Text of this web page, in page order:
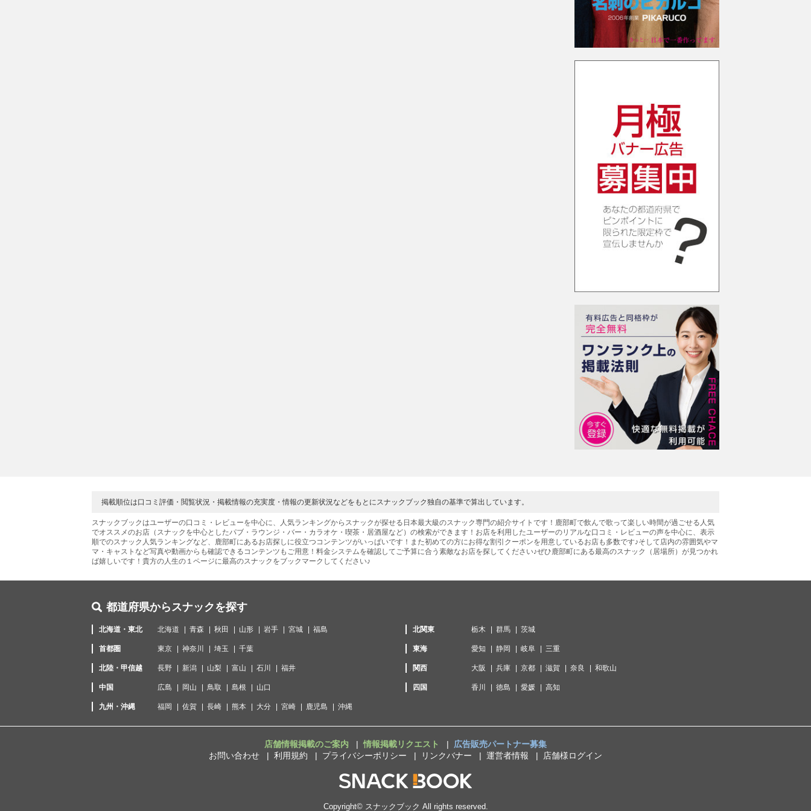
掲載順位は口コミ評価・閲覧状況・掲載情報の充実度・情報の更新状況などをもとにスナックブック独自の基準で算出しています。
スナックブックはユーザーの口コミ・レビューを中心に、人気ランキングからスナックが探せる日本最大級のスナック専門の紹介サイトです！鹿部町で飲んで歌って楽しい時間が過ごせる人気
でオススメのお店（スナックを中心としたパブ・ラウンジ・バー・カラオケ・喫茶・居酒屋など）の検索ができます！お店を利用したユーザーのリアルな口コミ・レビューの声を中心に、表示
順でのスナック人気ランキングなど、鹿部町にあるお店探しに役立つコンテンツがいっぱいです！また初めての方にお得な割引クーポンを用意しているお店も多数です♪そして店内の雰囲気やマ
マ・キャストなど写真や動画からも確認できるコンテンツもご用意！料金システムを確認してご予算に合う素敵なお店を探してください♪ぜひ鹿部町にある最高のスナック（居場所）が見つかれ
ば嬉しいです！貴方の人生の１ページに最高のスナックをブックマークしてください♪
都道府県からスナックを探す
北海道・東北 北海道 青森 秋田 山形 岩手 宮城 福島 北関東 栃木 群馬 茨城
首都圏 東京 神奈川 埼玉 千葉 東海 愛知 静岡 岐阜 三重
北陸・甲信越 長野 新潟 山梨 富山 石川 福井 関西 大阪 兵庫 京都 滋賀 奈良 和歌山
中国 広島 岡山 鳥取 島根 山口 四国 香川 徳島 愛媛 高知
九州・沖縄 福岡 佐賀 長崎 熊本 大分 宮崎 鹿児島 沖縄
店舗情報掲載のご案内 情報掲載リクエスト
広告販売パートナー募集
お問い合わせ
利用規約 プライバシーポリシー リンクバナー 運営者情報 店舗様ログイン
Copyright© スナックブック All rights reserved.